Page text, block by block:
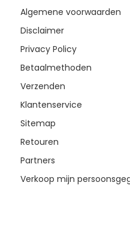
Algemene voorwaarden
Disclaimer
Privacy Policy
Betaalmethoden
Verzenden
Klantenservice
Sitemap
Retouren
Partners
Verkoop mijn